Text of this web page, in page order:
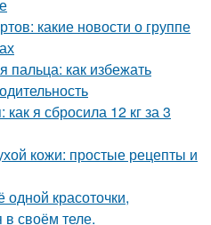
какие новости о группе
пальца: как избежать
я сбросила 12 кг за 3
кожи: простые рецепты и
красоточки,
своём теле.